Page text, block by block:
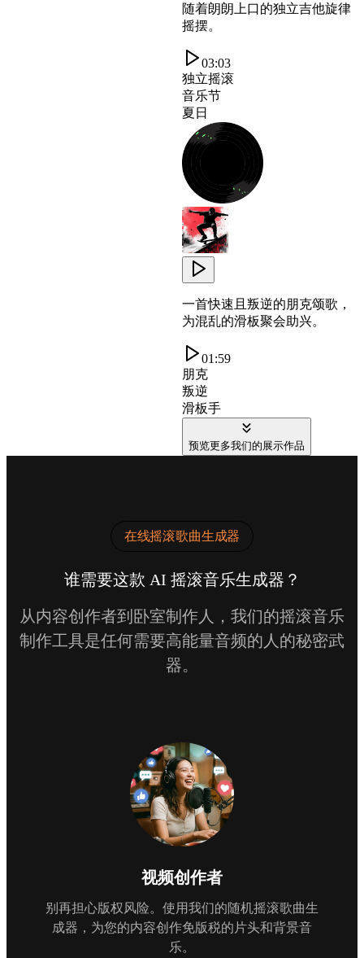
随着朗朗上口的独立吉他旋律
摇摆。
03:03
独立摇滚
音乐节
夏日
一首快速且叛逆的朋克颂歌，
为混乱的滑板聚会助兴。
01:59
朋克
叛逆
滑板手
预览更多我们的展示作品
在线摇滚歌曲生成器
谁需要这款 AI 摇滚音乐生成器？
从内容创作者到卧室制作人，我们的摇滚音乐
制作工具是任何需要高能量音频的人的秘密武
器。
视频创作者
别再担心版权风险。使用我们的随机摇滚歌曲生
成器，为您的内容创作免版税的片头和背景音
乐。